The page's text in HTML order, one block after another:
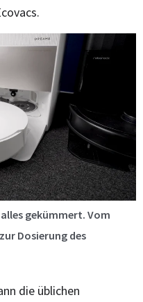
gekümmert. Vom
Dosierung des
die üblichen